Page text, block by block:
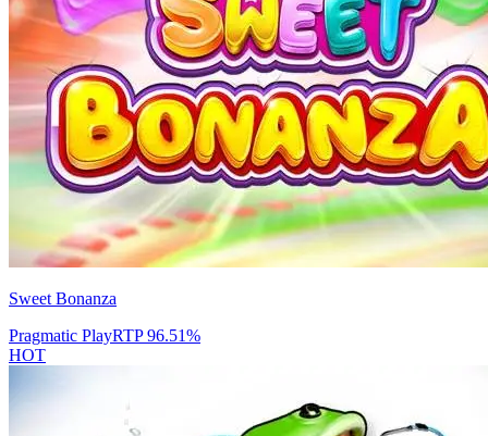
Sweet Bonanza
Pragmatic PlayRTP96.51%
HOT